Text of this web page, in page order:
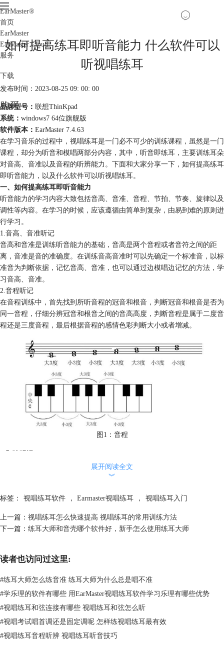
EarMaster®
首页
EarMaster
EarMaster Cloud
服务
下载
购买
如何提高练耳即听音能力 什么软件可以
听视唱练耳
发布时间：2023-08-25 09: 00: 00
品牌型号： 联想ThinKpad
系统： windows7 64位旗舰版
软件版本： EarMaster 7.4.63
在学习音乐的过程中，视唱练耳是一门必不可少的训练课程，虽然是一门
课程，却分为听音和模唱两部分内容，其中，听音即练耳，主要训练耳朵
对音高、音准以及音程的听辨能力。下面和大家分享一下，如何提高练耳
即听音能力，以及什么软件可以听视唱练耳。
一、如何提高练耳即听音能力
听音能力的学习内容大致包括音高、音准、音程、节拍、节奏、旋律以及
调性等内容。在学习的时候，应该遵循由简单到复杂，由易到难的原则进
行学习。
1.音高、音准听记
音高和音准是训练听音能力的基础，音高是两个音程或者音符之间的距
离，音准是音的准确度。在训练音高音准时可以先确定一个标准音，以标
准音为判断依据，记忆音高、音准，也可以通过边模唱边记忆的方法，学
习音高、音准。
2.音程听记
在音程训练中，首先找到所听音程的冠音和根音，判断冠音和根音是否为
同一音程，仔细分辨冠音和根音之间的音高高度，判断音程是属于二度音
程还是三度音程，最后根据音程的感情色彩判断大小或者增减。
图1：音程
3.和弦听记
和弦听记包括原位和弦听记和转位和弦听记，在训练时可以先从原位和弦
听记学起，根据和弦的性质、以及声音色彩进行听辨。例如小三和弦的声
展开阅读全文
︾
标签： 视唱练耳软件 ， Earmaster视唱练耳 ， 视唱练耳入门
上一篇： 视唱练耳怎么快速提高 视唱练耳的常用训练方法
下一篇： 练耳大师和音壳哪个软件好，新手怎么使用练耳大师
读者也访问过这里:
#练耳大师怎么练音准 练耳大师为什么总是唱不准
#学乐理的软件有哪些 用EarMaster视唱练耳软件学习乐理有哪些优势
#视唱练耳和弦连接有哪些 视唱练耳和弦怎么听
#视唱考试唱首调还是固定调呢 怎样练视唱练耳最有效
#视唱练耳音程听辨 视唱练耳听音技巧